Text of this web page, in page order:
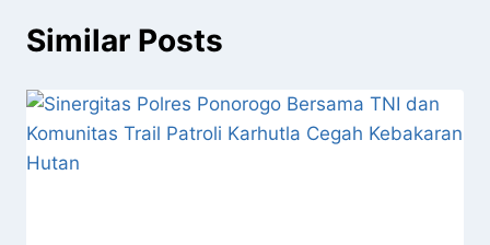
Similar Posts